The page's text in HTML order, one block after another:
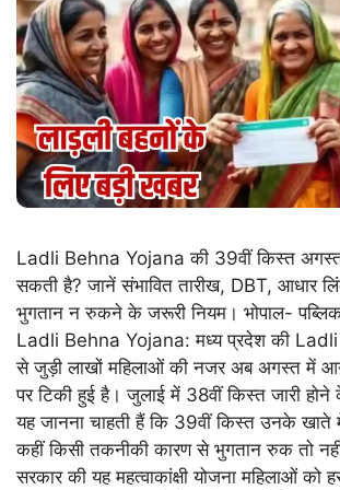
Ladli Behna Yojana की 39वीं किस्त
सकती है? जानें संभावित तारीख, DBT, आधार
भुगतान न रुकने के जरूरी नियम। भोपाल- पब्लिक
Ladli Behna Yojana: मध्य प्रदेश की
से जुड़ी लाखों महिलाओं की नजर अब अगस्त में
पर टिकी हुई है। जुलाई में 38वीं किस्त जारी होने
यह जानना चाहती हैं कि 39वीं किस्त उनके
कहीं किसी तकनीकी कारण से भुगतान रुक तो
सरकार की यह महत्वाकांक्षी योजना महिलाओं को